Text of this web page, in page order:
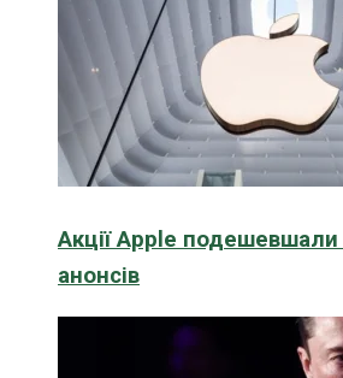
Акції Apple подешевшали
анонсів